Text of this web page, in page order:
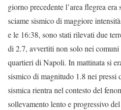
giorno precedente l’area flegrea era
sciame sismico di maggiore
e le 16:38, sono stati rilevati due
di 2.7, avvertiti non solo nei
quartieri di Napoli. In mattinata si
sismico di magnitudo 1.8 nei
sismica rientra nel contesto del
sollevamento lento e progressivo